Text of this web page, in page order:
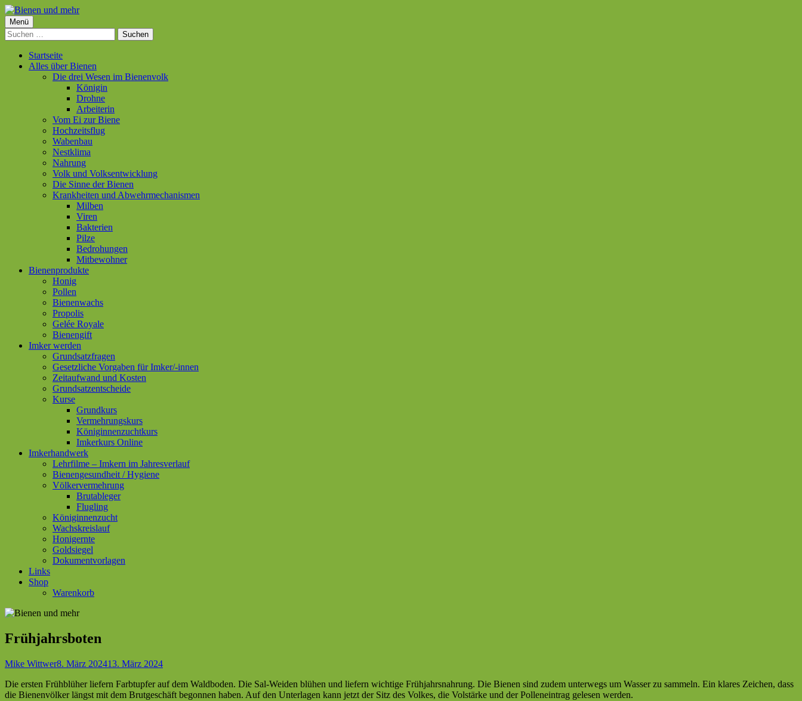
Springe
zum
Inhalt
Bienen und mehr
Primäres
Menü
Menü
Suchen
nach:
Startseite
Alles über Bienen
Die drei Wesen im Bienenvolk
Königin
Drohne
Arbeiterin
Vom Ei zur Biene
Hochzeitsflug
Wabenbau
Nestklima
Nahrung
Volk und Volksentwicklung
Die Sinne der Bienen
Krankheiten und Abwehrmechanismen
Milben
Viren
Bakterien
Pilze
Bedrohungen
Mitbewohner
Bienenprodukte
Honig
Pollen
Bienenwachs
Propolis
Gelée Royale
Bienengift
Imker werden
Grundsatzfragen
Gesetzliche Vorgaben für Imker/-innen
Zeitaufwand und Kosten
Grundsatzentscheide
Kurse
Grundkurs
Vermehrungskurs
Königinnenzuchtkurs
Imkerkurs Online
Imkerhandwerk
Lehrfilme – Imkern im Jahresverlauf
Bienengesundheit / Hygiene
Völkervermehrung
Brutableger
Flugling
Königinnenzucht
Wachskreislauf
Honigernte
Goldsiegel
Dokumentvorlagen
Links
Shop
Warenkorb
Frühjahrsboten
Autor
Mike WittwerVeröffentlicht
8. März 202413. März 2024
Die ersten Frühblüher liefern Farbtupfer auf dem Waldboden. Die Sal-Weiden blühen und liefern wichtige Frühjahrsnahrung. Die Bienen sind zudem unterwegs um Wasser zu sammeln. Ein klares Zeichen, dass
die Bienenvölker längst mit dem Brutgeschäft begonnen haben. Auf den Unterlagen kann jetzt der Sitz des Volkes, die Volstärke und der Polleneintrag gelesen werden.